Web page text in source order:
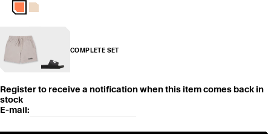
COMPLETE SET
Register to receive a notification when this item comes back in
stock
E-mail: